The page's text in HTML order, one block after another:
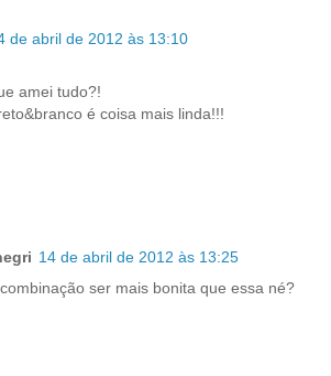
de abril de 2012 às 13:10
amei tudo?!
é coisa mais linda!!!
14 de abril de 2012 às 13:25
ser mais bonita que essa né?